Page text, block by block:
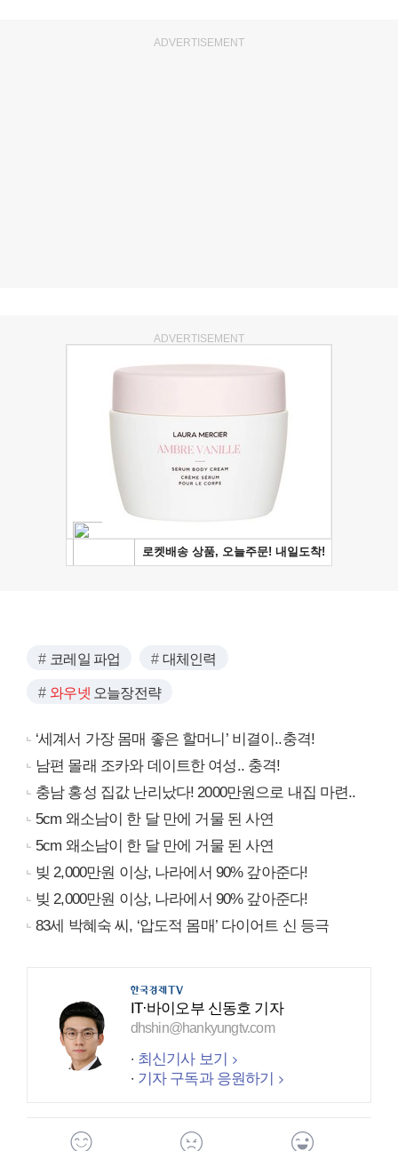
ADVERTISEMENT
ADVERTISEMENT
코레일 파업 대체인력
와우넷 오늘장전략
‘세계서 가장 몸매 좋은 할머니’ 비결이..충격!
남편 몰래 조카와 데이트한 여성.. 충격!
충남 홍성 집값 난리났다! 2000만원으로 내집 마련..
5cm 왜소남이 한 달 만에 거물 된 사연
5cm 왜소남이 한 달 만에 거물 된 사연
빚 2,000만원 이상, 나라에서 90% 갚아준다!
빚 2,000만원 이상, 나라에서 90% 갚아준다!
83세 박혜숙 씨, ‘압도적 몸매’ 다이어트 신 등극
IT·바이오부 신동호 기자
dhshin@hankyungtv.com
최신기사 보기
기자 구독과 응원하기